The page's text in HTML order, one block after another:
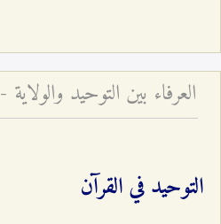
التوحيد في القرآن